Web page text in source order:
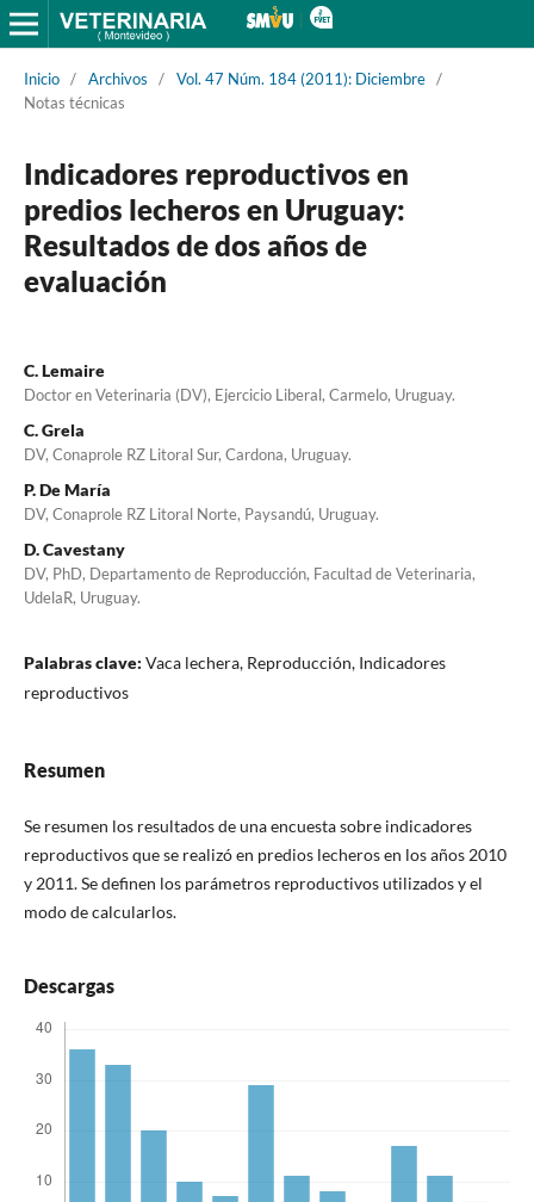
Inicio / Archivos / Vol. 47 Núm. 184 (2011): Diciembre /
Notas técnicas
Indicadores reproductivos en
predios lecheros en Uruguay:
Resultados de dos años de
evaluación
C. Lemaire
Doctor en Veterinaria (DV), Ejercicio Liberal, Carmelo, Uruguay.
C. Grela
DV, Conaprole RZ Litoral Sur, Cardona, Uruguay.
P. De María
DV, Conaprole RZ Litoral Norte, Paysandú, Uruguay.
D. Cavestany
DV, PhD, Departamento de Reproducción, Facultad de Veterinaria,
UdelaR, Uruguay.
Palabras clave: Vaca lechera, Reproducción, Indicadores
reproductivos
Resumen
Se resumen los resultados de una encuesta sobre indicadores
reproductivos que se realizó en predios lecheros en los años 2010
y 2011. Se definen los parámetros reproductivos utilizados y el
modo de calcularlos.
Descargas